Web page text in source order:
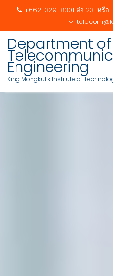
+662-329-8301 ต่อ 231 หรื
Department of
Engineering
King Mongkut's Institute of